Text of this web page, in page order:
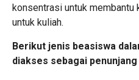
konsentrasi untuk membantu
untuk kuliah.
Berikut jenis beasiswa
diakses sebagai